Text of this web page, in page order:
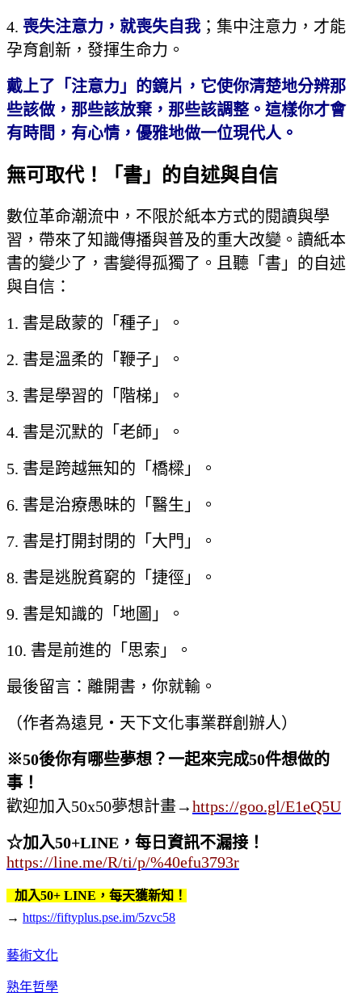
4. 喪失注意力，就喪失自我 ；集中注意力，才能
孕育創新，發揮生命力。
戴上了「注意力」的鏡片，它使你清楚地分辨那
些該做，那些該放棄，那些該調整。這樣你才會
有時間，有心情，優雅地做一位現代人。
無可取代！「書」的自述與自信
數位革命潮流中，不限於紙本方式的閱讀與學
習，帶來了知識傳播與普及的重大改變。讀紙本
書的變少了，書變得孤獨了。且聽「書」的自述
與自信：
1. 書是啟蒙的「種子」。
2. 書是溫柔的「鞭子」。
3. 書是學習的「階梯」。
4. 書是沉默的「老師」。
5. 書是跨越無知的「橋樑」。
6. 書是治療愚昧的「醫生」。
7. 書是打開封閉的「大門」。
8. 書是逃脫貧窮的「捷徑」。
9. 書是知識的「地圖」。
10. 書是前進的「思索」。
最後留言：離開書，你就輸。
（作者為遠見‧天下文化事業群創辦人）
※50後你有哪些夢想？一起來完成50件想做的
事！
歡迎加入50x50夢想計畫 →https://goo.gl/E1eQ5U
☆加入50+LINE，每日資訊不漏接！
https://line.me/R/ti/p/%40efu3793r
加入50+ LINE，每天獲新知！
→ https://fiftyplus.pse.im/5zvc58
藝術文化
熟年哲學